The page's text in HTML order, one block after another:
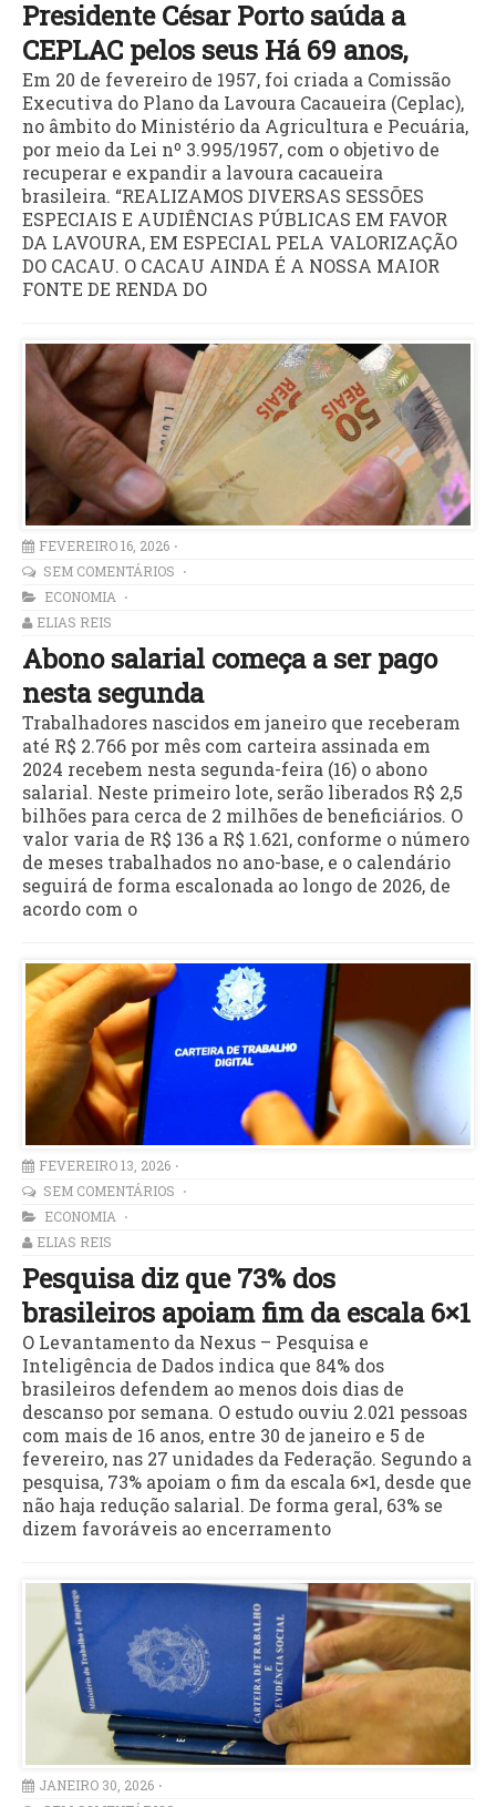
Presidente César Porto saúda a
CEPLAC pelos seus Há 69 anos,
Em 20 de fevereiro de 1957, foi criada a Comissão
Executiva do Plano da Lavoura Cacaueira (Ceplac),
no âmbito do Ministério da Agricultura e Pecuária,
por meio da Lei nº 3.995/1957, com o objetivo de
recuperar e expandir a lavoura cacaueira
brasileira. “REALIZAMOS DIVERSAS SESSÕES
ESPECIAIS E AUDIÊNCIAS PÚBLICAS EM FAVOR
DA LAVOURA, EM ESPECIAL PELA VALORIZAÇÃO
DO CACAU. O CACAU AINDA É A NOSSA MAIOR
FONTE DE RENDA DO
FEVEREIRO 16, 2026
SEM COMENTÁRIOS
ECONOMIA
ELIAS REIS
Abono salarial começa a ser pago
nesta segunda
Trabalhadores nascidos em janeiro que receberam
até R$ 2.766 por mês com carteira assinada em
2024 recebem nesta segunda-feira (16) o abono
salarial. Neste primeiro lote, serão liberados R$ 2,5
bilhões para cerca de 2 milhões de beneficiários. O
valor varia de R$ 136 a R$ 1.621, conforme o número
de meses trabalhados no ano-base, e o calendário
seguirá de forma escalonada ao longo de 2026, de
acordo com o
FEVEREIRO 13, 2026
SEM COMENTÁRIOS
ECONOMIA
ELIAS REIS
Pesquisa diz que 73% dos
brasileiros apoiam fim da escala 6×1
O Levantamento da Nexus – Pesquisa e
Inteligência de Dados indica que 84% dos
brasileiros defendem ao menos dois dias de
descanso por semana. O estudo ouviu 2.021 pessoas
com mais de 16 anos, entre 30 de janeiro e 5 de
fevereiro, nas 27 unidades da Federação. Segundo a
pesquisa, 73% apoiam o fim da escala 6×1, desde que
não haja redução salarial. De forma geral, 63% se
dizem favoráveis ao encerramento
JANEIRO 30, 2026